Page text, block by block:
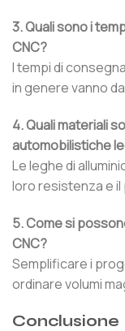
3. Quali sono i
CNC?
I tempi di
in genere vanno
4. Quali materiali
automobilistiche
Le leghe di
loro resistenza e
5. Come si
CNC?
Semplificare i
ordinare volumi
Conclusione